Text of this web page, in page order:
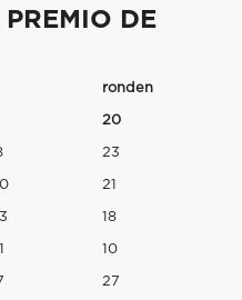
DE
ronden
20
23
21
18
10
27